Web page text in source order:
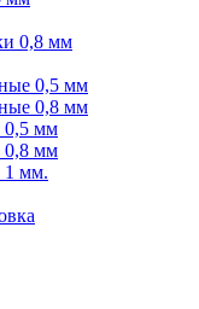
0,8 мм
0,5 мм
0,8 мм
0,5 мм
0,8 мм
1 мм.